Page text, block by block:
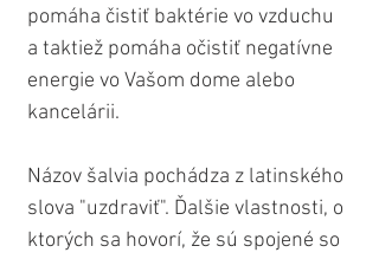
pomáha čistiť baktérie vo vzduchu
a taktiež pomáha očistiť negatívne
energie vo Vašom dome alebo
kancelárii.
Názov šalvia pochádza z latinského
slova "uzdraviť". Ďalšie vlastnosti, o
ktorých sa hovorí, že sú spojené so